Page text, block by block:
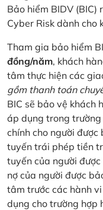
Bảo hiểm BIDV
Cyber Risk dành cho
Tham gia bảo hiểm
đồng/năm, khách
tâm thực hiện các
gồm thanh toán
BIC sẽ bảo vệ khách
áp dụng trong
chính cho người
tuyến trái phép tiền
tuyến của người
nợ của người được
tâm trước các hành
dụng cho trường hợp